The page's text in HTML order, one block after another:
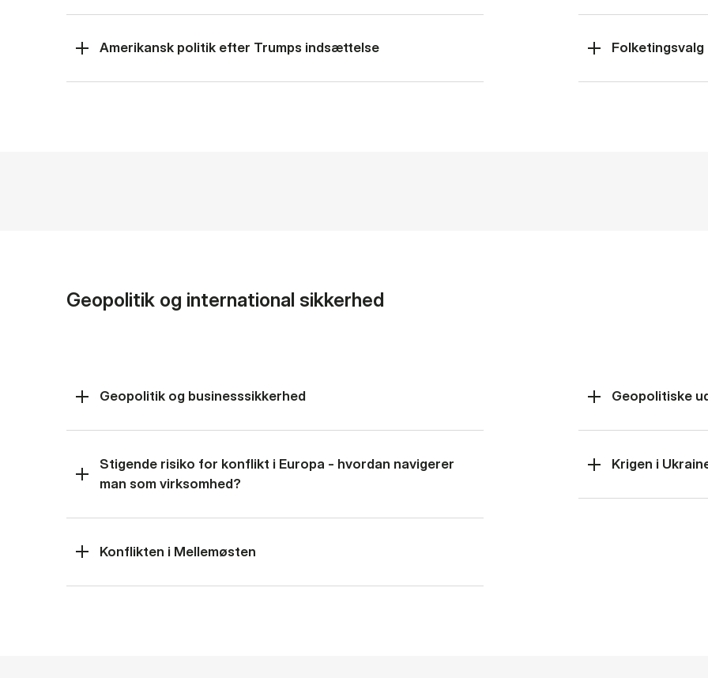
Amerikansk politik efter Trumps indsættelse Folketingsvalg
Geopolitik og international sikkerhed
Geopolitik og businesssikkerhed
Stigende risiko for konflikt i Europa - hvordan navigerer
man som virksomhed?
Konflikten i Mellemøsten
Geopolitiske
Krigen i